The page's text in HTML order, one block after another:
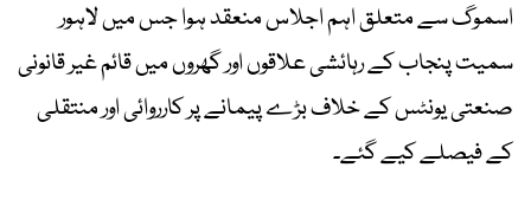
اسموگ سے متعلق اہم اجلاس منعقد ہوا جس میں لاہور
سمیت پنجاب کے رہائشی علاقوں اور گھروں میں قائم غیر قانونی
صنعتی یونٹس کے خلاف بڑے پیمانے پر کارروائی اور منتقلی
کے فیصلے کیے گئے۔